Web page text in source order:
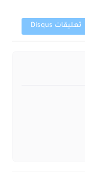
تعليقات Disqus